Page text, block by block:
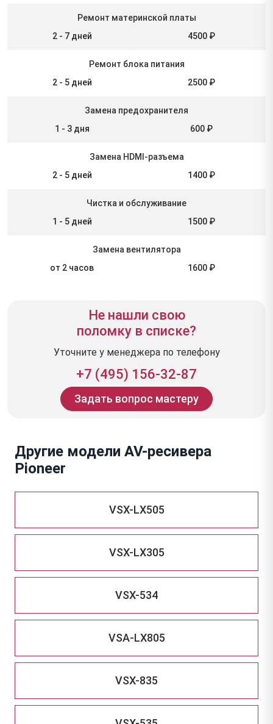
Ремонт материнской платы
2 - 7 дней
4500 ₽
Ремонт блока питания
2 - 5 дней
2500 ₽
Замена предохранителя
1 - 3 дня
600 ₽
Замена HDMI-разъема
2 - 5 дней
1400 ₽
Чистка и обслуживание
1 - 5 дней
1500 ₽
Замена вентилятора
от 2 часов
1600 ₽
Не нашли свою
поломку в списке?
Уточните у менеджера по телефону
+7 (495) 156-32-87
Задать вопрос мастеру
Другие модели AV-ресивера
Pioneer
VSX-LX505
VSX-LX305
VSX-534
VSA-LX805
VSX-835